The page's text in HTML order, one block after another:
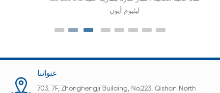
ليثيوم أيون
عنواننا
703, 7F, Zhonghengji Building, No.223, Qishan North